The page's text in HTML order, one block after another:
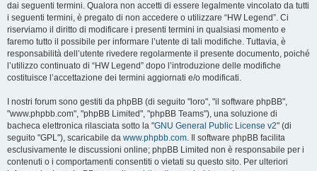
dai seguenti termini. Qualora non accetti di essere legalmente vincolato da tutti
i seguenti termini, è pregato di non accedere o utilizzare “HW Legend”. Ci
riserviamo il diritto di modificare i presenti termini in qualsiasi momento e
faremo tutto il possibile per informare l’utente di tali modifiche. Tuttavia, è
responsabilità dell’utente rivedere regolarmente il presente documento, poiché
l’utilizzo continuato di “HW Legend” dopo l’introduzione delle modifiche
costituisce l’accettazione dei termini aggiornati e/o modificati.
I nostri forum sono gestiti da phpBB (di seguito "loro", "il software phpBB",
"www.phpbb.com", "phpBB Limited", "phpBB Teams"), una soluzione di
bacheca elettronica rilasciata sotto la "GNU General Public License v2" (di
seguito "GPL"), scaricabile da www.phpbb.com. Il software phpBB facilita
esclusivamente le discussioni online; phpBB Limited non è responsabile per i
contenuti o i comportamenti consentiti o vietati su questo sito. Per ulteriori